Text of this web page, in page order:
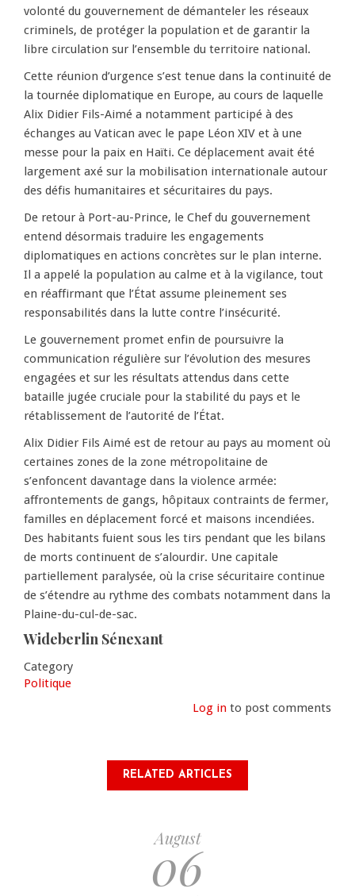
volonté du gouvernement de démanteler les réseaux
criminels, de protéger la population et de garantir la
libre circulation sur l’ensemble du territoire national.
Cette réunion d’urgence s’est tenue dans la continuité de
la tournée diplomatique en Europe, au cours de laquelle
Alix Didier Fils-Aimé a notamment participé à des
échanges au Vatican avec le pape Léon XIV et à une
messe pour la paix en Haïti. Ce déplacement avait été
largement axé sur la mobilisation internationale autour
des défis humanitaires et sécuritaires du pays.
De retour à Port-au-Prince, le Chef du gouvernement
entend désormais traduire les engagements
diplomatiques en actions concrètes sur le plan interne.
Il a appelé la population au calme et à la vigilance, tout
en réaffirmant que l’État assume pleinement ses
responsabilités dans la lutte contre l’insécurité.
Le gouvernement promet enfin de poursuivre la
communication régulière sur l’évolution des mesures
engagées et sur les résultats attendus dans cette
bataille jugée cruciale pour la stabilité du pays et le
rétablissement de l’autorité de l’État.
Alix Didier Fils Aimé est de retour au pays au moment où
certaines zones de la zone métropolitaine de
s’enfoncent davantage dans la violence armée:
affrontements de gangs, hôpitaux contraints de fermer,
familles en déplacement forcé et maisons incendiées.
Des habitants fuient sous les tirs pendant que les bilans
de morts continuent de s’alourdir. Une capitale
partiellement paralysée, où la crise sécuritaire continue
de s’étendre au rythme des combats notamment dans la
Plaine-du-cul-de-sac.
Wideberlin Sénexant
Category
Politique
Log in to post comments
RELATED ARTICLES
August
06